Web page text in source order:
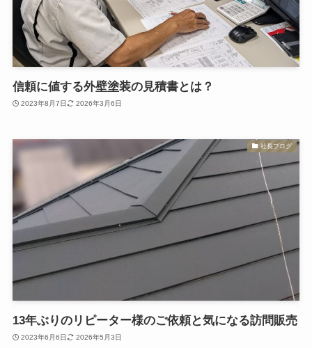
信頼に値する外壁塗装の見積書とは？
2023年8月7日 2026年3月6日
社長ブログ
13年ぶりのリピーター様のご依頼と気になる訪問販売
2023年6月6日 2026年5月3日